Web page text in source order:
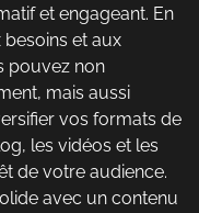
et engageant. En
et aux
pouvez non
mais aussi
vos formats de
les vidéos et les
de votre audience.
avec un contenu